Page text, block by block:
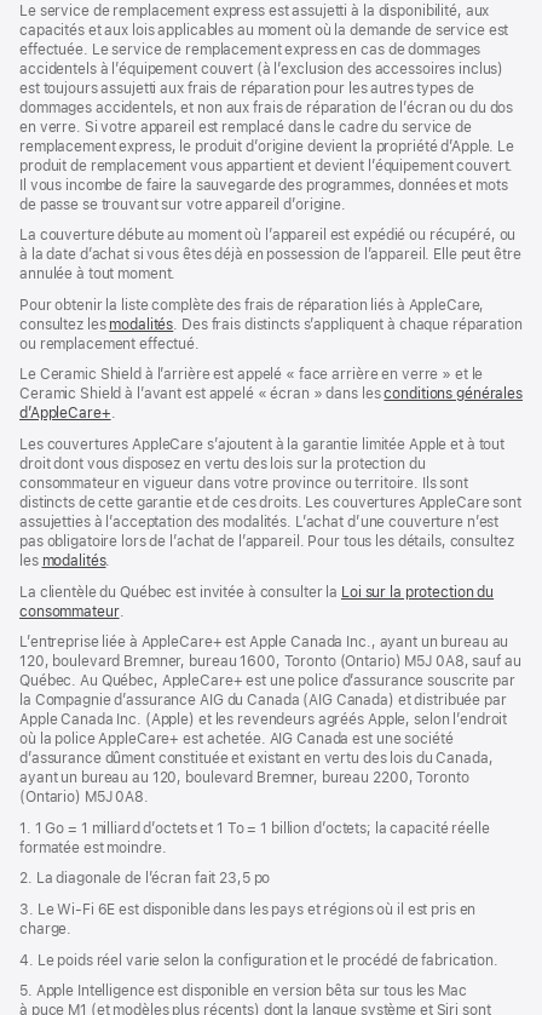
une
nouvelle
fenêtre)
Le service de remplacement express est assujetti à la disponibilité, aux
capacités et aux lois applicables au moment où la demande de service est
effectuée. Le service de remplacement express en cas de dommages
accidentels à l’équipement couvert (à l’exclusion des accessoires inclus)
est toujours assujetti aux frais de réparation pour les autres types de
dommages accidentels, et non aux frais de réparation de l’écran ou du dos
en verre. Si votre appareil est remplacé dans le cadre du service de
remplacement express, le produit d’origine devient la propriété d’Apple. Le
produit de remplacement vous appartient et devient l’équipement couvert.
Il vous incombe de faire la sauvegarde des programmes, données et mots
de passe se trouvant sur votre appareil d’origine.
La couverture débute au moment où l’appareil est expédié ou récupéré, ou
à la date d’achat si vous êtes déjà en possession de l’appareil. Elle peut être
annulée à tout moment.
Pour obtenir la liste complète des frais de réparation liés à AppleCare,
consultez les modalités (s’ouvre
dans
nouvelle
fenêtre)
. Des frais distincts s’appliquent à chaque réparation
ou remplacement effectué.
Le Ceramic Shield à l’arrière est appelé « face arrière en verre » et le
Ceramic Shield à l’avant est appelé « écran » dans lesconditions générales
d’AppleCare+(s’ouvre
une
nouvelle
fenêtre)
.
Les couvertures AppleCare s’ajoutent à la garantie limitée Apple et à tout
droit dont vous disposez en vertu des lois sur la protection du
consommateur en vigueur dans votre province ou territoire. Ils sont
distincts de cette garantie et de ces droits. Les couvertures AppleCare sont
assujetties à l’acceptation des modalités. L’achat d’une couverture n’est
pas obligatoire lors de l’achat de l’appareil. Pour tous les détails, consultez
les modalités(s’ouvre
une
nouvelle
fenêtre)
.
La clientèle du Québec est invitée à consulter la Loi sur la protection du
consommateur(s’ouvre
une
nouvelle
fenêtre)
.
L’entreprise liée à AppleCare+ est Apple Canada Inc., ayant un bureau au
120, boulevard Bremner, bureau 1600, Toronto (Ontario) M5J 0A8, sauf au
Québec. Au Québec, AppleCare+ est une police d’assurance souscrite par
la Compagnie d’assurance AIG du Canada (AIG Canada) et distribuée par
Apple Canada Inc. (Apple) et les revendeurs agréés Apple, selon l’endroit
où la police AppleCare+ est achetée. AIG Canada est une société
d’assurance dûment constituée et existant en vertu des lois du Canada,
ayant un bureau au 120, boulevard Bremner, bureau 2200, Toronto
(Ontario) M5J 0A8.
1. 1 Go = 1 milliard d’octets et 1 To = 1 billion d’octets; la capacité réelle
formatée est moindre.
2. La diagonale de l’écran fait 23,5 po
3. Le Wi‑Fi 6E est disponible dans les pays et régions où il est pris en
charge.
4. Le poids réel varie selon la configuration et le procédé de fabrication.
5. Apple Intelligence est disponible en version bêta sur tous les Mac
à puce M1 (et modèles plus récents) dont la langue système et Siri sont